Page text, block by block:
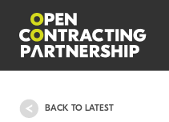
BACK TO LATEST